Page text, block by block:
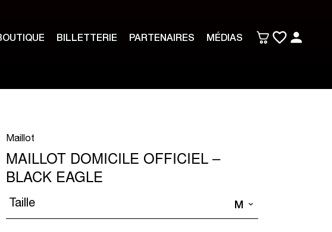
BILLETTERIE PARTENAIRES MÉDIAS
Maillot
MAILLOT DOMICILE OFFICIEL –
BLACK EAGLE
Taille M